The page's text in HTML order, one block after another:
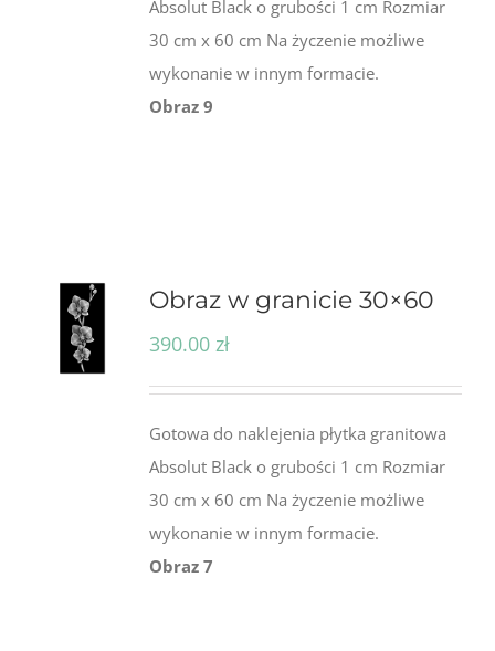
Absolut Black o grubości 1 cm Rozmiar
30 cm x 60 cm Na życzenie możliwe
wykonanie w innym formacie.
Obraz 9
DODAJ
DO
KOSZYKA
Obraz w granicie 30×60
390.00 zł
Gotowa do naklejenia płytka granitowa
Absolut Black o grubości 1 cm Rozmiar
30 cm x 60 cm Na życzenie możliwe
wykonanie w innym formacie.
Obraz 7